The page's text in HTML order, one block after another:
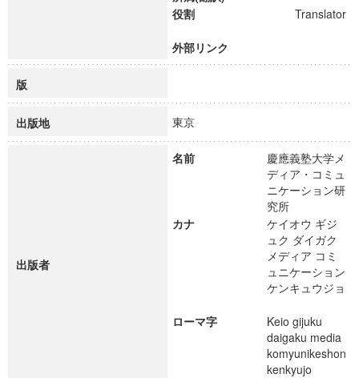
役割
Translator
外部リンク
版
出版地 東京
出版者
名前
慶應義塾大学メ
ディア・コミュ
ニケーション研
究所
カナ
ケイオウ ギジ
ュク ダイガク
メディア コミ
ュニケーション
ケンキュウジョ
ローマ字
Keio gijuku
daigaku media
komyunikeshon
kenkyujo